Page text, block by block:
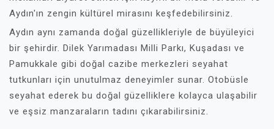
Aydın'ın zengin kültürel mirasını keşfedebilirsiniz.
Aydın aynı zamanda doğal güzellikleriyle de büyüleyici
bir şehirdir. Dilek Yarımadası Milli Parkı, Kuşadası ve
Pamukkale gibi doğal cazibe merkezleri seyahat
tutkunları için unutulmaz deneyimler sunar. Otobüsle
seyahat ederek bu doğal güzelliklere kolayca ulaşabilir
ve eşsiz manzaraların tadını çıkarabilirsiniz.